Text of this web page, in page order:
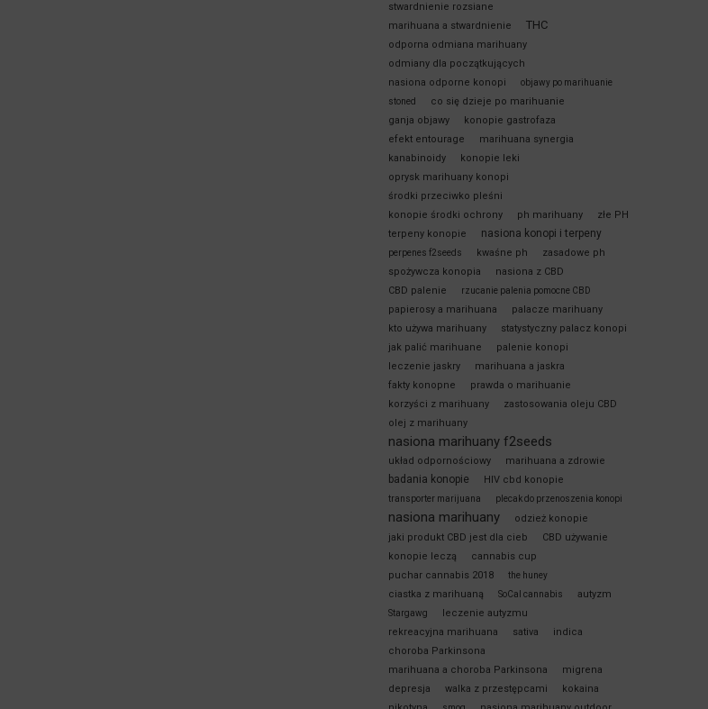
stwardnienie rozsiane
marihuana a stwardnienie
THC
odporna odmiana marihuany
odmiany dla początkujących
nasiona odporne konopi
objawy po marihuanie
stoned
co się dzieje po marihuanie
ganja objawy
konopie gastrofaza
efekt entourage
marihuana synergia
kanabinoidy
konopie leki
oprysk marihuany konopi
środki przeciwko pleśni
konopie środki ochrony
ph marihuany
złe PH
terpeny konopie
nasiona konopi i terpeny
perpenes f2seeds kwaśne ph
zasadowe ph
spożywcza konopia
nasiona z CBD
CBD palenie
rzucanie palenia pomocne CBD
papierosy a marihuana
palacze marihuany
kto używa marihuany
statystyczny palacz konopi
jak palić marihuane
palenie konopi
leczenie jaskry
marihuana a jaskra
fakty konopne
prawda o marihuanie
korzyści z marihuany
zastosowania oleju CBD
olej z marihuany
nasiona marihuany f2seeds
układ odpornościowy marihuana a zdrowie
badania konopie HIV cbd konopie
transporter marijuana plecak do przenoszenia konopi
nasiona marihuany
odzież konopie
jaki produkt CBD jest dla cieb
CBD używanie
konopie leczą
cannabis cup
puchar cannabis 2018
the huney
ciastka z marihuaną SoCal cannabis autyzm
Stargawg
leczenie autyzmu
rekreacyjna marihuana
sativa
indica
choroba Parkinsona
marihuana a choroba Parkinsona
migrena
depresja
walka z przestępcami
kokaina